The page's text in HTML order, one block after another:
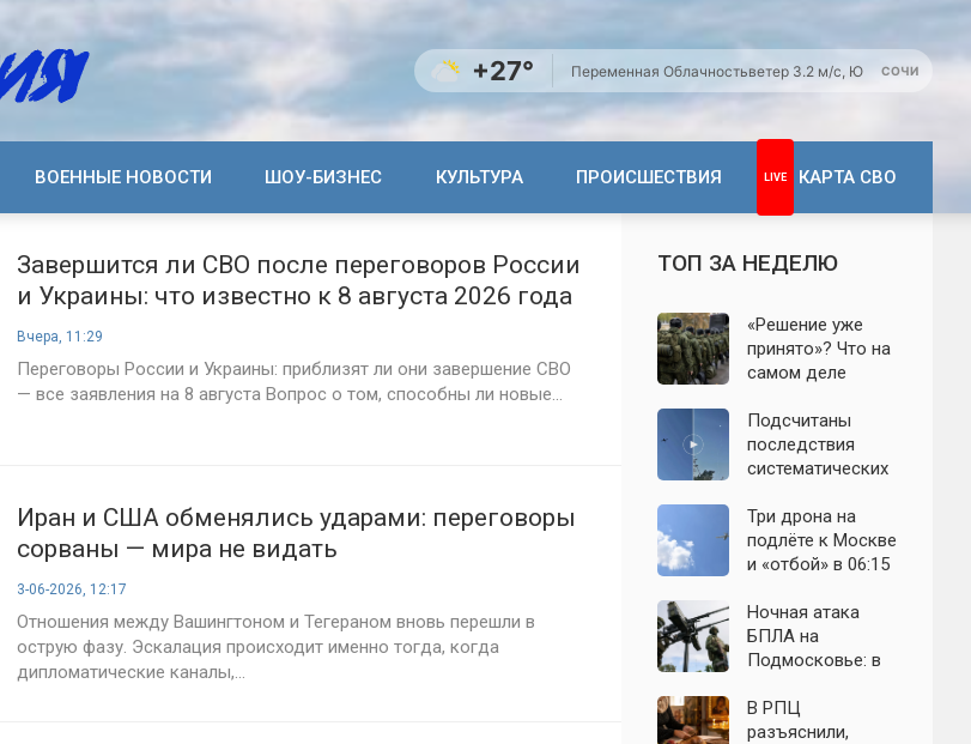
+27° Переменная Облачностьветер 3.2 м/с, Ю СОЧИ
ВОЕННЫЕ НОВОСТИ ШОУ-БИЗНЕС КУЛЬТУРА ПРОИСШЕСТВИЯ КАРТА СВО
Завершится ли СВО после переговоров России
и Украины: что известно к 8 августа 2026 года
Вчера, 11:29
Переговоры России и Украины: приблизят ли они завершение СВО
— все заявления на 8 августа Вопрос о том, способны ли новые...
Иран и США обменялись ударами: переговоры
сорваны — мира не видать
3-06-2026, 12:17
Отношения между Вашингтоном и Тегераном вновь перешли в
острую фазу. Эскалация происходит именно тогда, когда
дипломатические каналы,...
ТОП ЗА НЕДЕЛЮ
«Решение уже
принято»? Что на
самом деле
мобилизации
осенью 2026
года. Указ № 419,
канал и осенние
выборы: откуда
растут слухи о
Подсчитаны
последствия
систематических
Ленинградскую
область: что
известно к 7
Три дрона на
подлёте к Москве
и «отбой» в 06:15
ночном налёте на
Подмосковье
Ночная атака
БПЛА на
Подмосковье: в
округе сбиты
воздушные цели
В РПЦ
разъяснили,